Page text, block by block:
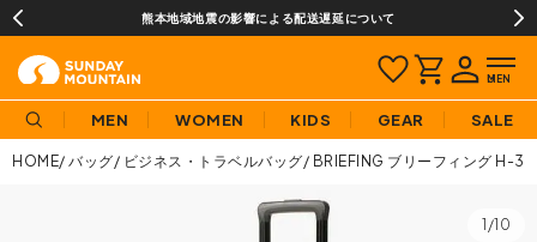
熊本地域地震の影響による配送遅延について
MEN WOMEN KIDS GEAR SALE
HOME バッグ ビジネス・トラベルバッグ BRIEFING ブリーフィング H-
1/10